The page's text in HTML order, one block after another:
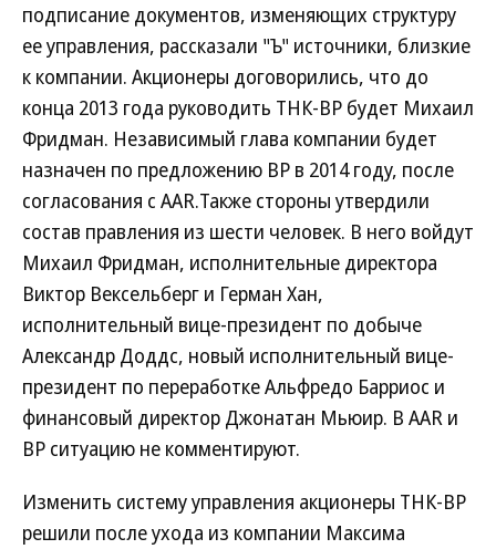
подписание документов, изменяющих структуру
ее управления, рассказали "Ъ" источники, близкие
к компании. Акционеры договорились, что до
конца 2013 года руководить ТНК-ВР будет Михаил
Фридман. Независимый глава компании будет
назначен по предложению ВР в 2014 году, после
согласования с AAR.Также стороны утвердили
состав правления из шести человек. В него войдут
Михаил Фридман, исполнительные директора
Виктор Вексельберг и Герман Хан,
исполнительный вице-президент по добыче
Александр Доддс, новый исполнительный вице-
президент по переработке Альфредо Барриос и
финансовый директор Джонатан Мьюир. В AAR и
ВР ситуацию не комментируют.
Изменить систему управления акционеры ТНК-ВР
решили после ухода из компании Максима